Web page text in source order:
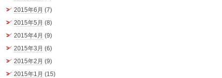
2015年6月 (7)
2015年5月 (8)
2015年4月 (9)
2015年3月 (6)
2015年2月 (9)
2015年1月 (15)